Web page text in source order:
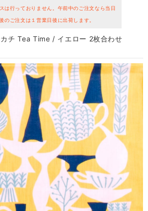
は行っておりません。午前中のご注文なら当日
のご注文は１営業日後に出荷します。
チ Tea Time / イエロー 2枚合わせ